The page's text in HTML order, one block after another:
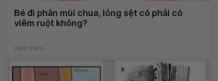
Bé đi phân mùi chua, lỏng sệt có phải có
viêm ruột không?
Xem thêm